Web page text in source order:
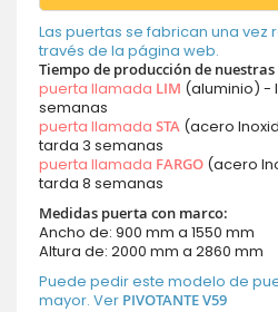
Las puertas se fabrican una
través de la página web.
Tiempo de producción de
puerta llamada LIM (aluminio) -
semanas
puerta llamada STA (acero
tarda 3 semanas
puerta llamada FARGO (acero
tarda 8 semanas
Medidas puerta con marco:
Ancho de: 900 mm a 1550 mm
Altura de: 2000 mm a 2860 mm
Puede pedir este modelo de
mayor. Ver PIVOTANTE V59